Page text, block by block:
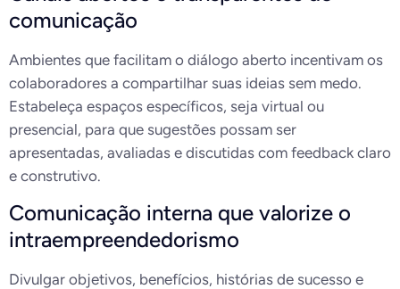
comunicação
Ambientes que facilitam o diálogo aberto incentivam os
colaboradores a compartilhar suas ideias sem medo.
Estabeleça espaços específicos, seja virtual ou
presencial, para que sugestões possam ser
apresentadas, avaliadas e discutidas com feedback claro
e construtivo.
Comunicação interna que valorize o
intraempreendedorismo
Divulgar objetivos, benefícios, histórias de sucesso e